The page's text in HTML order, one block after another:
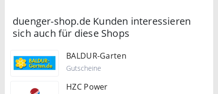
duenger-shop.de Kunden interessieren
sich auch für diese Shops
BALDUR-Garten
Gutscheine
HZC Power